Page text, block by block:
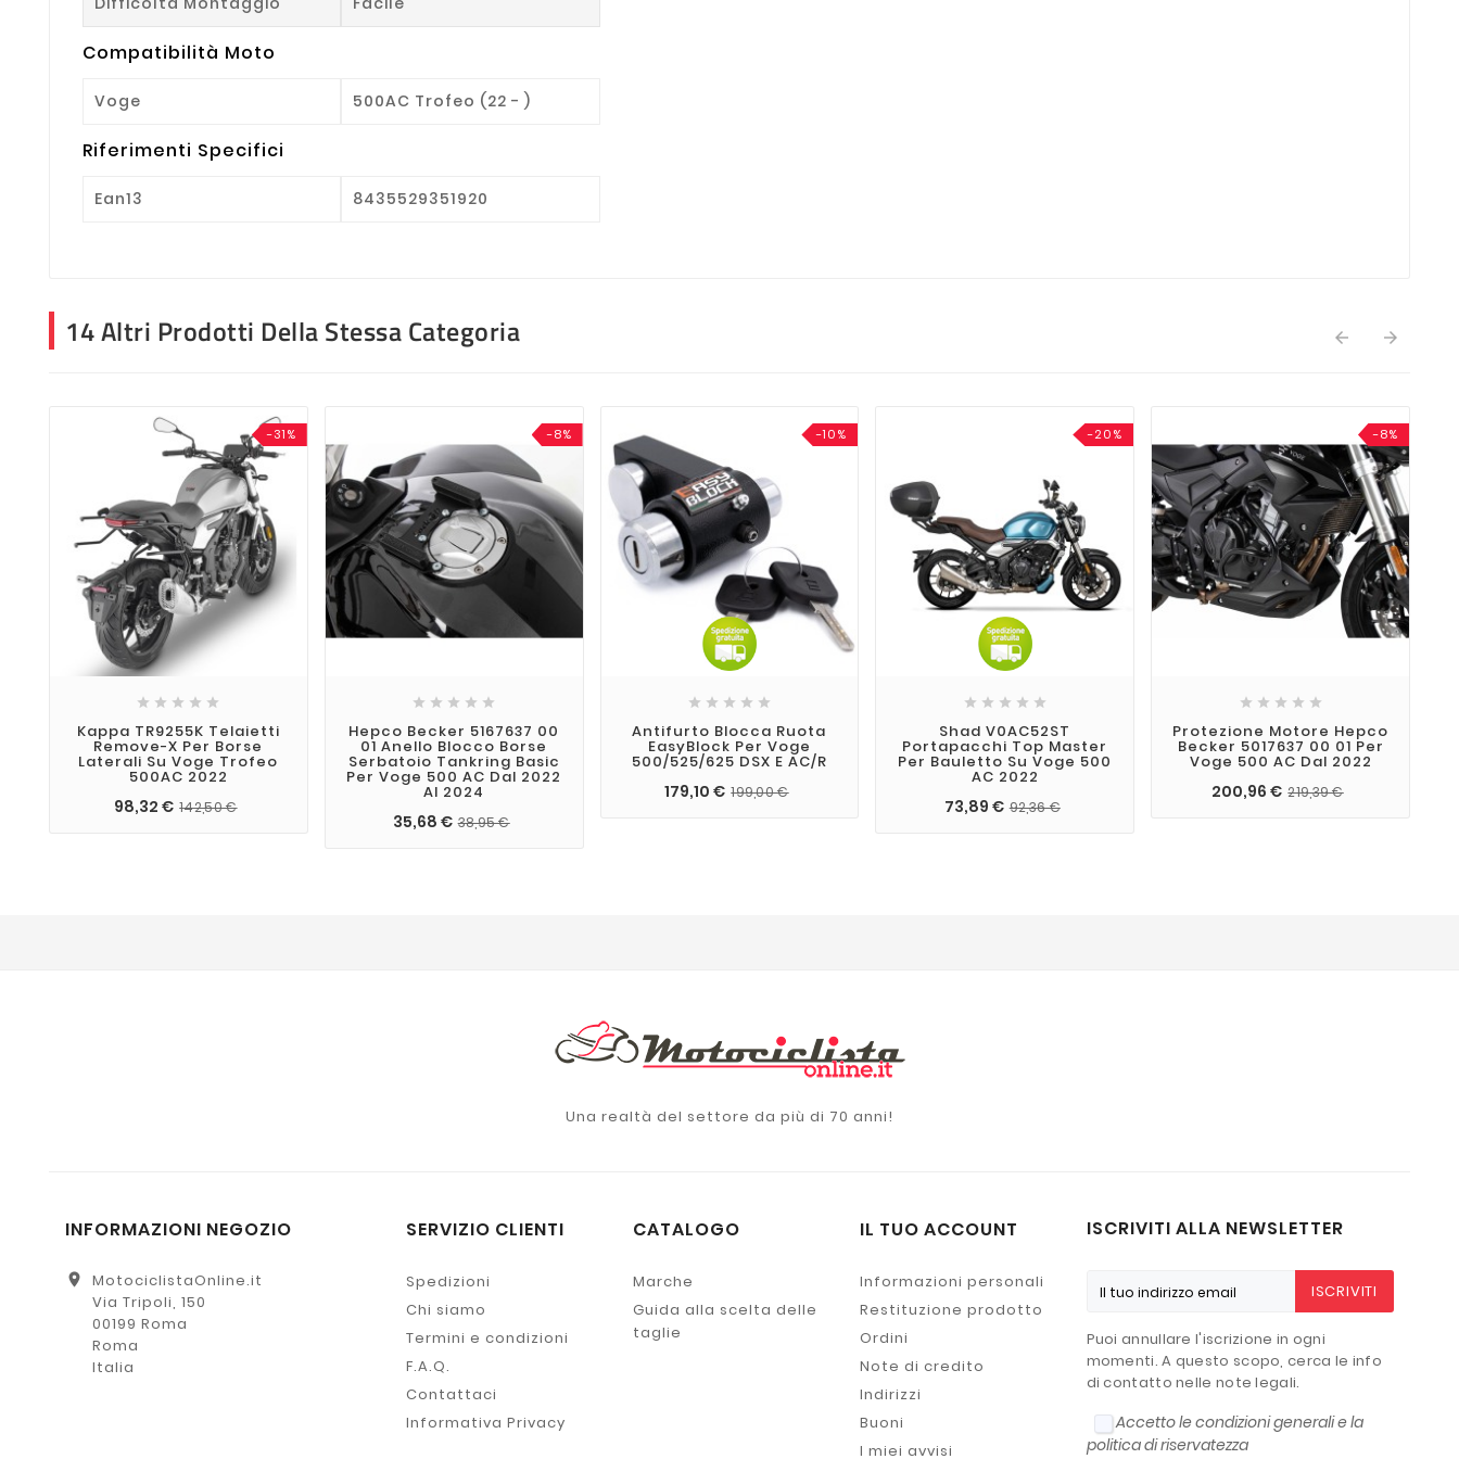
Compatibilità Moto
Voge 500AC Trofeo (22 - )
Riferimenti Specifici
Ean13 8435529351920
14 Altri Prodotti Della Stessa Categoria  
-31%
    
Kappa TR9255K Telaietti
Remove-X Per Borse
Laterali Su Voge Trofeo
500AC 2022
98,32 € 142,50 €
-8%
    
Hepco Becker 5167637 00
01 Anello Blocco Borse
Serbatoio Tankring Basic
Per Voge 500 AC Dal 2022
Al 2024
35,68 € 38,95 €
-10%
    
Antifurto Blocca Ruota
EasyBlock Per Voge
500/525/625 DSX E AC/R
179,10 € 199,00 €
-20%
    
Shad V0AC52ST
Portapacchi Top Master
Per Bauletto Su Voge 500
AC 2022
73,89 € 92,36 €
-8%
    
Protezione Motore Hepco
Becker 5017637 00 01 Per
Voge 500 AC Dal 2022
200,96 € 219,39 €
Una realtà del settore da più di 70 anni!
INFORMAZIONI NEGOZIO
location_on
MotociclistaOnline.it
Via Tripoli, 150
00199 Roma
Roma
Italia
SERVIZIO CLIENTI
Spedizioni
Chi siamo
Termini e condizioni
F.A.Q.
Contattaci
Informativa Privacy
CATALOGO
Marche
Guida alla scelta delle
taglie
IL TUO ACCOUNT
Informazioni personali
Restituzione prodotto
Ordini
Note di credito
Indirizzi
Buoni
I miei avvisi
ISCRIVITI ALLA NEWSLETTER
ISCRIVITI
Puoi annullare l'iscrizione in ogni
momenti. A questo scopo, cerca le info
di contatto nelle note legali.
Accetto le condizioni generali e la
politica di riservatezza